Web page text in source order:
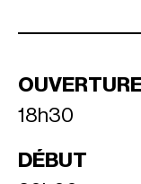
18h30
DÉBUT